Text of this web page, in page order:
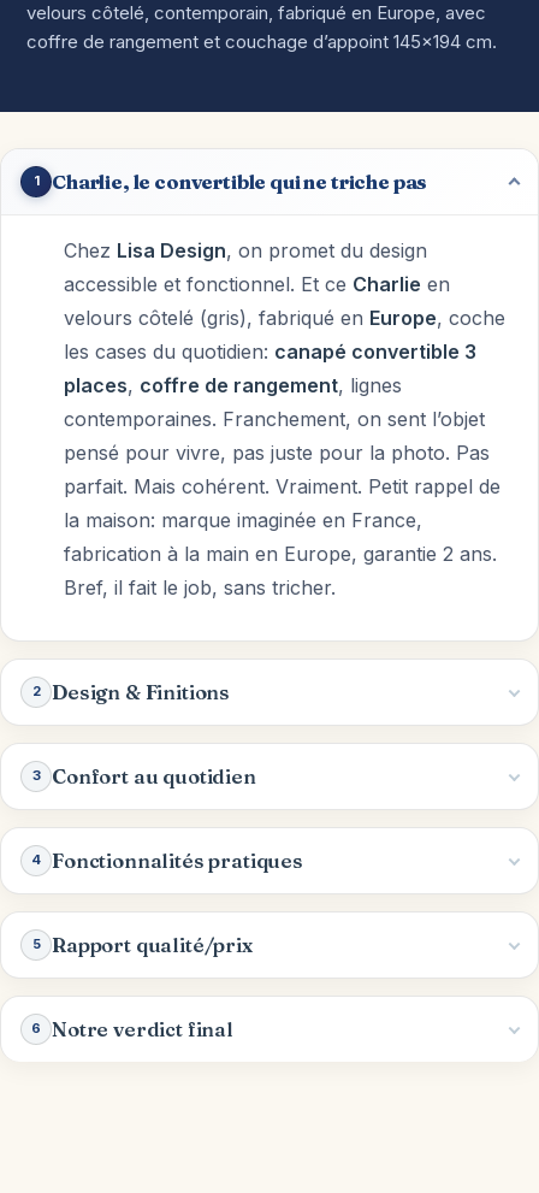
velours côtelé, contemporain, fabriqué en Europe, avec
coffre de rangement et couchage d’appoint 145×194 cm.
1 Charlie, le convertible qui ne triche pas
Chez Lisa Design, on promet du design
accessible et fonctionnel. Et ce Charlie en
velours côtelé (gris), fabriqué en Europe, coche
les cases du quotidien: canapé convertible 3
places, coffre de rangement, lignes
contemporaines. Franchement, on sent l’objet
pensé pour vivre, pas juste pour la photo. Pas
parfait. Mais cohérent. Vraiment. Petit rappel de
la maison: marque imaginée en France,
fabrication à la main en Europe, garantie 2 ans.
Bref, il fait le job, sans tricher.
2 Design & Finitions
3 Confort au quotidien
4 Fonctionnalités pratiques
5 Rapport qualité/prix
6 Notre verdict final